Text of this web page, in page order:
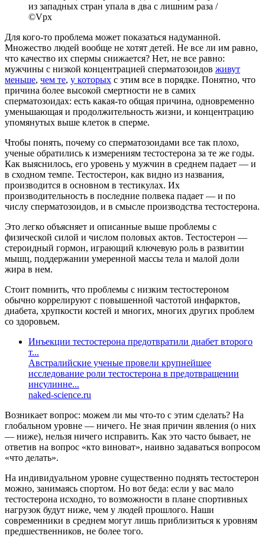
из западных стран упала в два с лишним раза /
©Vpx
Для кого-то проблема может показаться надуманной.
Множество людей вообще не хотят детей. Не все ли им равно,
что качество их спермы снижается? Нет, не все равно:
мужчины с низкой концентрацией сперматозоидов живут
меньше, чем те, у которых с этим все в порядке. Понятно, что
причина более высокой смертности не в самих
сперматозоидах: есть какая-то общая причина, одновременно
уменьшающая и продолжительность жизни, и концентрацию
упомянутых выше клеток в сперме.
Чтобы понять, почему со сперматозоидами все так плохо,
ученые обратились к измерениям тестостерона за те же годы.
Как выяснилось, его уровень у мужчин в среднем падает — и
в сходном темпе. Тестостерон, как видно из названия,
производится в основном в тестикулах. Их
производительность в последние полвека падает — и по
числу сперматозоидов, и в смысле производства тестостерона.
Это легко объясняет и описанные выше проблемы с
физической силой и числом половых актов. Тестостерон —
стероидный гормон, играющий ключевую роль в развитии
мышц, поддержании умеренной массы тела и малой доли
жира в нем.
Стоит помнить, что проблемы с низким тестостероном
обычно коррелируют с повышенной частотой инфарктов,
диабета, хрупкости костей и многих, многих других проблем
со здоровьем.
Инъекции тестостерона предотвратили диабет второго
т...
Австралийские ученые провели крупнейшее
исследование роли тестостерона в предотвращении
инсулинне...
naked-science.ru
Возникает вопрос: можем ли мы что-то с этим сделать? На
глобальном уровне — ничего. Не зная причин явления (о них
— ниже), нельзя ничего исправить. Как это часто бывает, не
ответив на вопрос «кто виноват», наивно задаваться вопросом
«что делать».
На индивидуальном уровне существенно поднять тестостерон
можно, занимаясь спортом. Но вот беда: если у вас мало
тестостерона исходно, то возможности в плане спортивных
нагрузок будут ниже, чем у людей прошлого. Наши
современники в среднем могут лишь приблизиться к уровням
предшественников, не более того.